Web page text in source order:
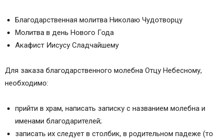
Благодарственная молитва Николаю Чудотворцу
Молитва в день Нового Года
Акафист Иисусу Сладчайшему
Для заказа благодарственного молебна Отцу Небесному,
необходимо:
прийти в храм, написать записку с названием молебна и
именами благодарителей;
записать их следует в столбик, в родительном падеже (то